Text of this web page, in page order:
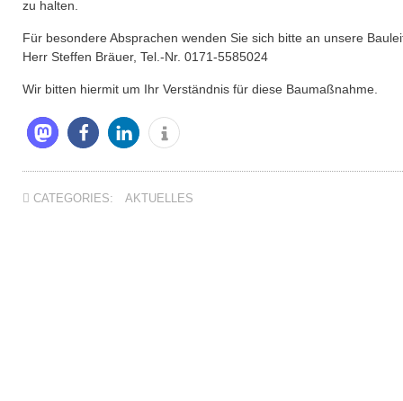
zu halten.
Für besondere Absprachen wenden Sie sich bitte an unsere
Herr Steffen Bräuer, Tel.-Nr. 0171-5585024
Wir bitten hiermit um Ihr Verständnis für diese Baumaßnahme.
CATEGORIES: AKTUELLES